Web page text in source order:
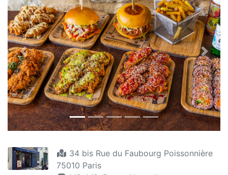
Previous Next
34 bis Rue du Faubourg Poissonnière
75010 Paris